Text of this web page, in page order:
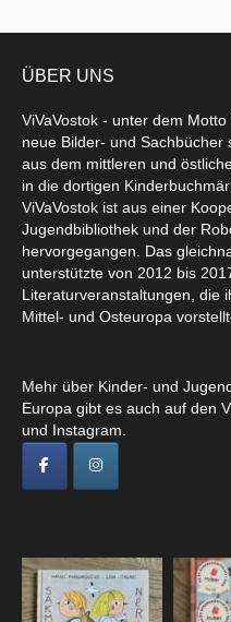
ÜBER UNS
ViVaVostok - unter dem
neue Bilder- und
aus dem mittleren und
in die dortigen
ViVaVostok ist aus einer
Jugendbibliothek und der
hervorgegangen. Das
unterstützte von 2012 bis
Literaturveranstaltungen, die
Mittel- und Osteuropa
Mehr über Kinder- und
Europa gibt es auch auf den
und Instagram.